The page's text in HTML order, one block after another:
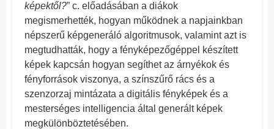
képektől?” c. előadásában a diákok
megismerhették, hogyan működnek a napjainkban
népszerű képgeneráló algoritmusok, valamint azt is
megtudhatták, hogy a fényképezőgéppel készített
képek kapcsán hogyan segíthet az árnyékok és
fényforrások viszonya, a színszűrő rács és a
szenzorzaj mintázata a digitális fényképek és a
mesterséges intelligencia által generált képek
megkülönböztetésében.